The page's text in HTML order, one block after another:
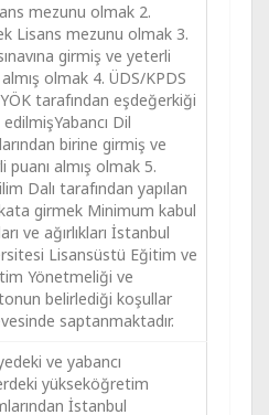
mezunu olmak 2.
Lisans mezunu olmak 3.
girmiş ve yeterli
olmak 4. ÜDS/KPDS
tarafından eşdeğerkiği
Dil
birine girmiş ve
puanı almış olmak 5.
Dalı tarafından yapılan
girmek Minimum kabul
ve ağırlıkları İstanbul
Lisansüstü Eğitim ve
Yönetmeliği ve
belirlediği koşullar
saptanmaktadır.
ve yabancı
yükseköğretim
İstanbul